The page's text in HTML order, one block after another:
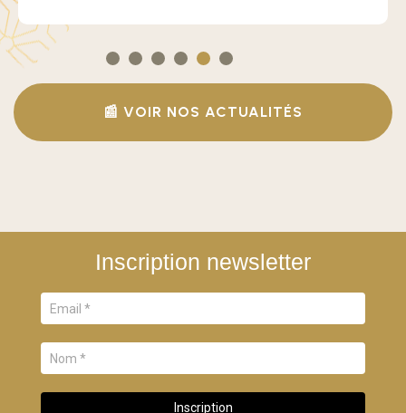
📰 VOIR NOS ACTUALITÉS
Inscription newsletter